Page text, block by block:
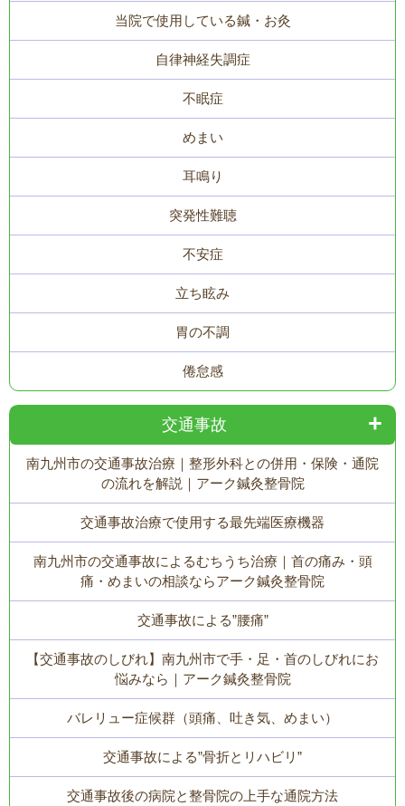
当院で使用している鍼・お灸
自律神経失調症
不眠症
めまい
耳鳴り
突発性難聴
不安症
立ち眩み
胃の不調
倦怠感
交通事故
南九州市の交通事故治療｜整形外科との併用・保険・通院
の流れを解説｜アーク鍼灸整骨院
交通事故治療で使用する最先端医療機器
南九州市の交通事故によるむちうち治療｜首の痛み・頭
痛・めまいの相談ならアーク鍼灸整骨院
交通事故による”腰痛”
【交通事故のしびれ】南九州市で手・足・首のしびれにお
悩みなら｜アーク鍼灸整骨院
バレリュー症候群（頭痛、吐き気、めまい）
交通事故による”骨折とリハビリ”
交通事故後の病院と整骨院の上手な通院方法